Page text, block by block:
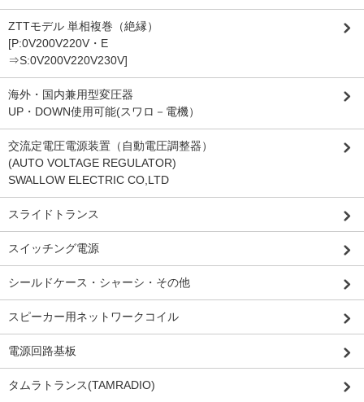
ZTTモデル 単相複巻（絶縁）
[P:0V200V220V・E
⇒S:0V200V220V230V]
海外・国内兼用型変圧器
UP・DOWN使用可能(スワロ－電機）
交流定電圧電源装置（自動電圧調整器）
(AUTO VOLTAGE REGULATOR)
SWALLOW ELECTRIC CO,LTD
スライドトランス
スイッチング電源
シールドケース・シャーシ・その他
スピーカー用ネットワークコイル
電源回路基板
タムラトランス(TAMRADIO)